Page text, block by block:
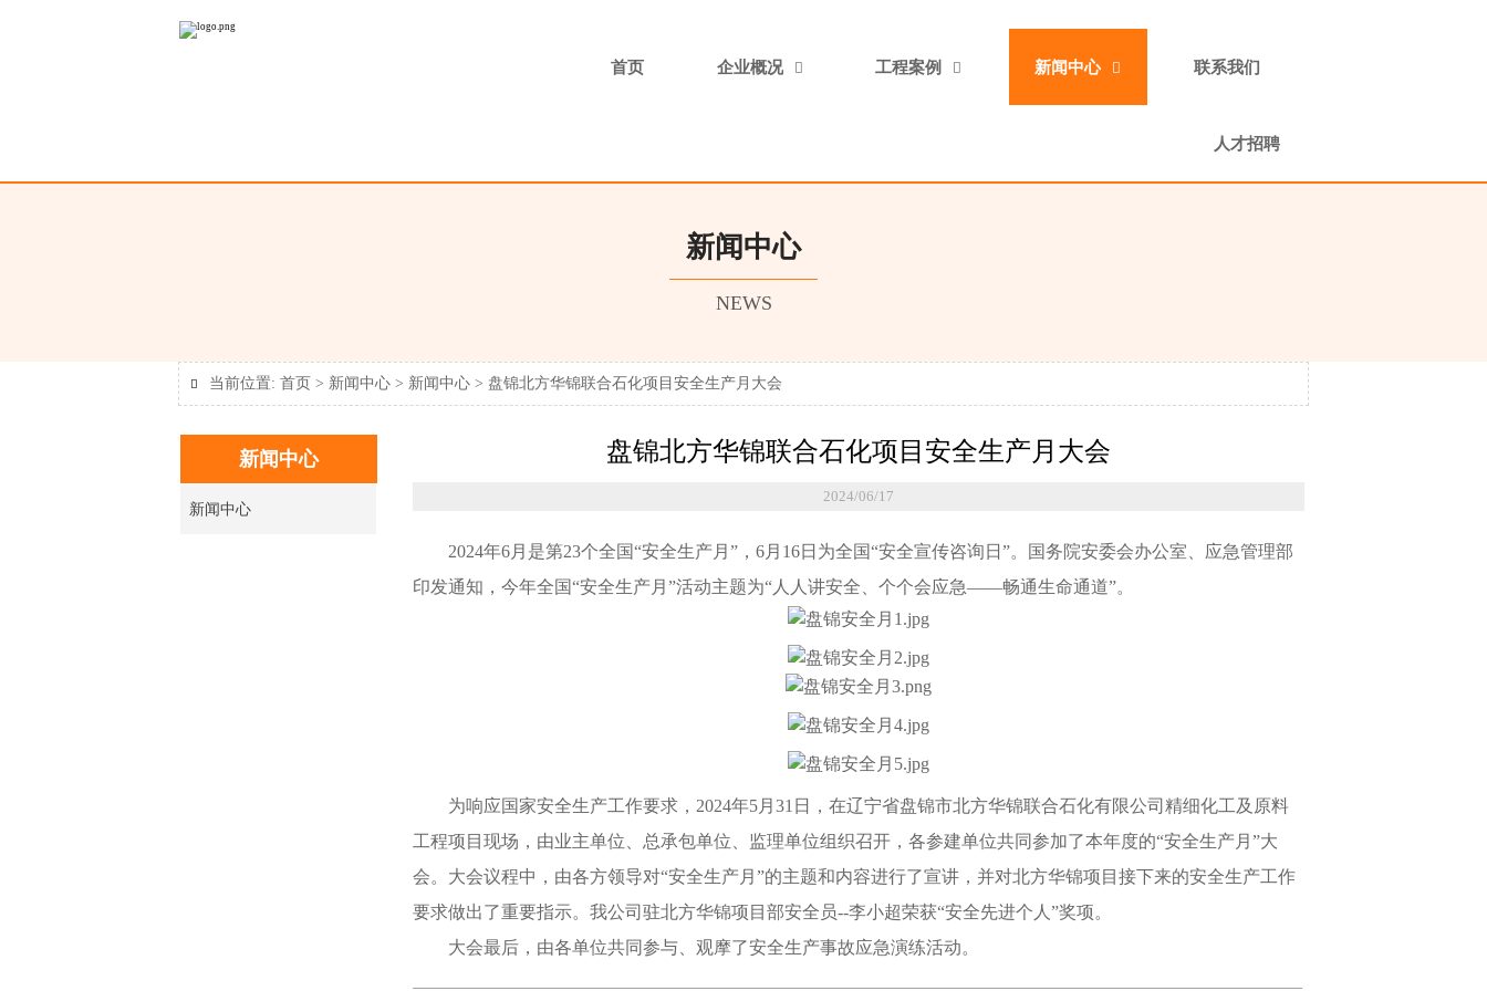
首页 企业概况  工程案例  新闻中心  联系我们
人才招聘
新闻中心
NEWS
 当前位置:首页 > 新闻中心 > 新闻中心 > 盘锦北方华锦联合石化项目安全生产月大会
新闻中心
新闻中心
盘锦北方华锦联合石化项目安全生产月大会
2024/06/17
2024年6月是第23个全国“安全生产月”，6月16日为全国“安全宣传咨询日”。国务院安委会办公室、应急管理部
印发通知，今年全国“安全生产月”活动主题为“人人讲安全、个个会应急——畅通生命通道”。
为响应国家安全生产工作要求，2024年5月31日，在辽宁省盘锦市北方华锦联合石化有限公司精细化工及原料
工程项目现场，由业主单位、总承包单位、监理单位组织召开，各参建单位共同参加了本年度的“安全生产月”大
会。大会议程中，由各方领导对“安全生产月”的主题和内容进行了宣讲，并对北方华锦项目接下来的安全生产工作
要求做出了重要指示。我公司驻北方华锦项目部安全员--李小超荣获“安全先进个人”奖项。
大会最后，由各单位共同参与、观摩了安全生产事故应急演练活动。